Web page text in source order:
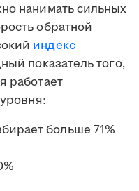
нанимать сильных
обратной
индекс
показатель того,
работает
больше 71%